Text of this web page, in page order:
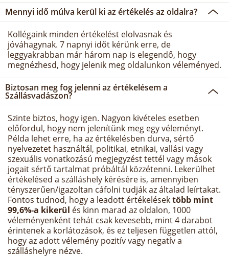
Mennyi idő múlva kerül ki az értékelés az oldalra?
Kollégaink minden értékelést elolvasnak és
jóváhagynak. 7 napnyi időt kérünk erre, de
leggyakrabban már három nap is elegendő, hogy
megnézhesd, hogy jelenik meg oldalunkon véleményed.
Biztosan meg fog jelenni az értékelésem a
Szállásvadászon?
Szinte biztos, hogy igen. Nagyon kivételes esetben
előfordul, hogy nem jelenítünk meg egy véleményt.
Példa lehet erre, ha az értékelésben durva, sértő
nyelvezetet használtál, politikai, etnikai, vallási vagy
szexuális vonatkozású megjegyzést tettél vagy mások
jogait sértő tartalmat próbáltál közzétenni. Lekerülhet
értékelésed a szálláshely kérésére is, amennyiben
tényszerűen/igazoltan cáfolni tudják az általad leírtakat.
Fontos tudnod, hogy a leadott értékelésektöbb mint
99,6%-a kikerül és kinn marad az oldalon, 1000
véleményenként tehát csak kevesebb, mint 4 darabot
érintenek a korlátozások, és ez teljesen független attól,
hogy az adott vélemény pozitív vagy negatív a
szálláshelyre nézve.